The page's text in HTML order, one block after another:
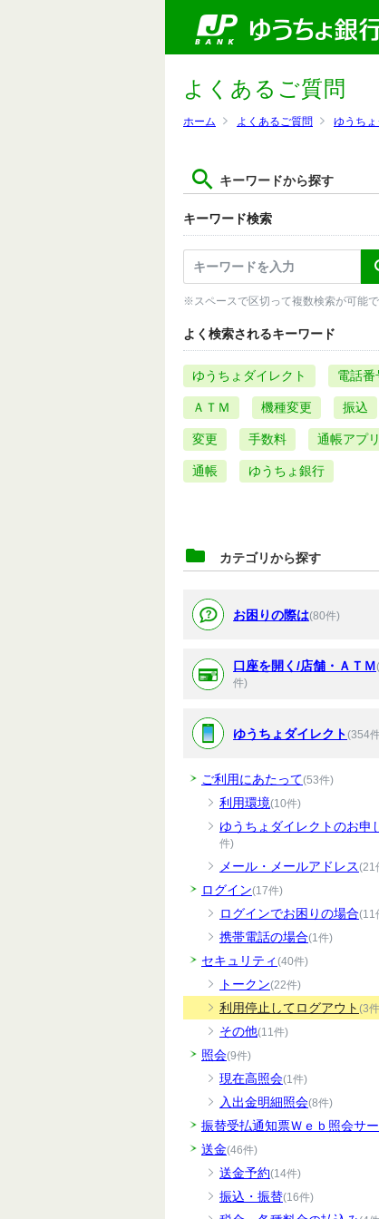
ホーム よくあるご質問 ゆうちょ
よくあるご質問
キーワードから探す
キーワード検索
※スペースで区切って複数検索が可能で
よく検索されるキーワード
ゆうちょダイレクト 電話番
ＡＴＭ 機種変更 振込
変更 手数料 通帳アプリ
通帳 ゆうちょ銀行
カテゴリから探す
お困りの際は(80件)
口座を開く/店舗・ＡＴＭ
件)
ゆうちょダイレクト(354
ご利用にあたって(53件)
利用環境(10件)
ゆうちょダイレクトのお申
件)
メール・メールアドレス(21
ログイン(17件)
ログインでお困りの場合(11
携帯電話の場合(1件)
セキュリティ (40件)
トークン(22件)
利用停止してログアウト (3
その他(11件)
照会(9件)
現在高照会(1件)
入出金明細照会(8件)
振替受払通知票Ｗｅｂ照会サ
送金(46件)
送金予約(14件)
振込・振替(16件)